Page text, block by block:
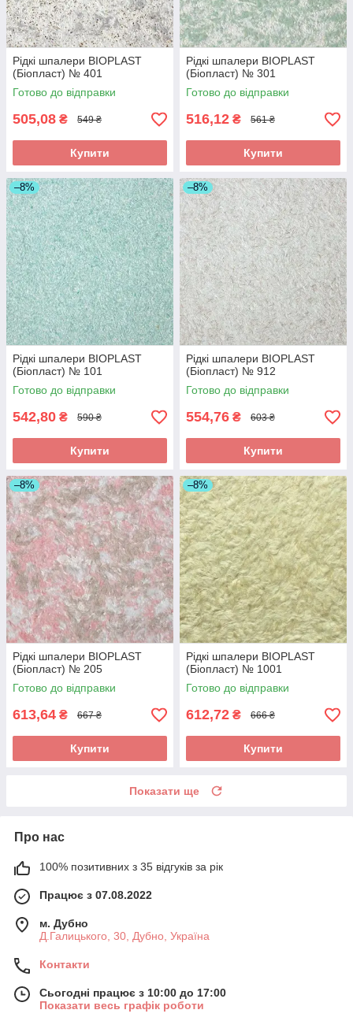
Рідкі шпалери BIOPLAST
(Біопласт) № 401
Готово до відправки
505,08 ₴ 549 ₴
Купити
Рідкі шпалери BIOPLAST
(Біопласт) № 301
Готово до відправки
516,12 ₴ 561 ₴
Купити
–8%
Рідкі шпалери BIOPLAST
(Біопласт) № 101
Готово до відправки
542,80 ₴ 590 ₴
Купити
–8%
Рідкі шпалери BIOPLAST
(Біопласт) № 912
Готово до відправки
554,76 ₴ 603 ₴
Купити
–8%
Рідкі шпалери BIOPLAST
(Біопласт) № 205
Готово до відправки
613,64 ₴ 667 ₴
Купити
–8%
Рідкі шпалери BIOPLAST
(Біопласт) № 1001
Готово до відправки
612,72 ₴ 666 ₴
Купити
Показати ще
Про нас
100% позитивних з 35 відгуків за рік
Працює з 07.08.2022
м. Дубно
Д.Галицького, 30, Дубно, Україна
Контакти
Сьогодні працює з 10:00 до 17:00
Показати весь графік роботи